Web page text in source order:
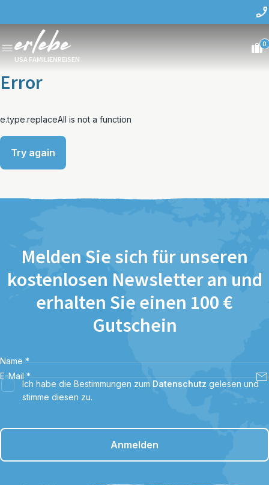
USA FAMILIENREISEN
0
Error
e.type.replaceAll is not a function
Try again
Melden Sie sich für unseren
kostenlosen Newsletter an und
erhalten Sie einen 100 €
Gutschein
Name *
E-Mail *
Ich habe die Bestimmungen zum Datenschutz gelesen und
stimme diesen zu.
Anmelden